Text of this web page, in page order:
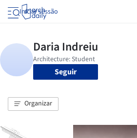
Iniciar sessão
Seguir
Organizar